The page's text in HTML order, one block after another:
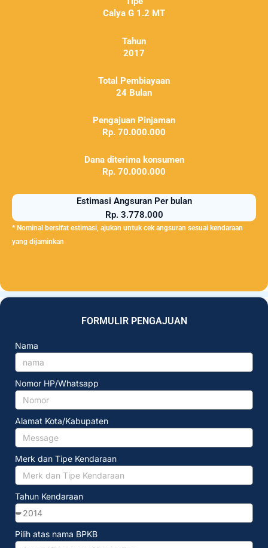
Calya G 1.2 MT
Tahun
2017
Total Pembiayaan
24 Bulan
Pengajuan Pinjaman
Rp. 70.000.000
Dana diterima konsumen
Rp. 70.000.000
Estimasi Angsuran Per bulan
Rp. 3.778.000
* Nominal bersifat estimasi, ajukan untuk cek angsuran sesuai kendaraan
yang dijaminkan
FORMULIR PENGAJUAN
Nama
Nomor HP/Whatsapp
Alamat Kota/Kabupaten
Merk dan Tipe Kendaraan
Tahun Kendaraan
Pilih atas nama BPKB